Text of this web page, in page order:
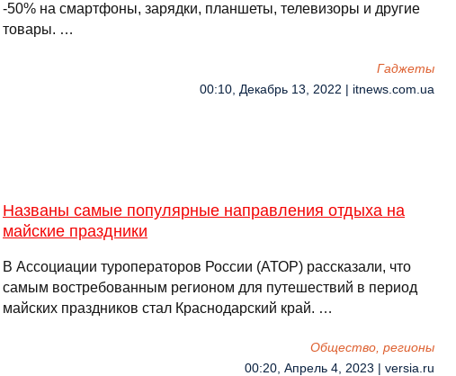
-50% на смартфоны, зарядки, планшеты, телевизоры и другие
товары. …
Гаджеты
00:10, Декабрь 13, 2022 | itnews.com.ua
Названы самые популярные направления отдыха на
майские праздники
В Ассоциации туроператоров России (АТОР) рассказали, что
самым востребованным регионом для путешествий в период
майских праздников стал Краснодарский край. …
Общество, регионы
00:20, Апрель 4, 2023 | versia.ru